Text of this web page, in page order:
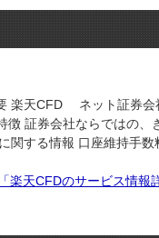
楽天CFD ネット証券会
証券会社ならではの、
関する情報 口座維持手
「楽天CFDのサービス情報